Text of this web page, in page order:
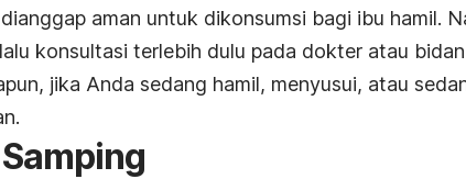
aman untuk dikonsumsi bagi ibu hamil.
konsultasi terlebih dulu pada dokter atau
jika Anda sedang hamil, menyusui, atau